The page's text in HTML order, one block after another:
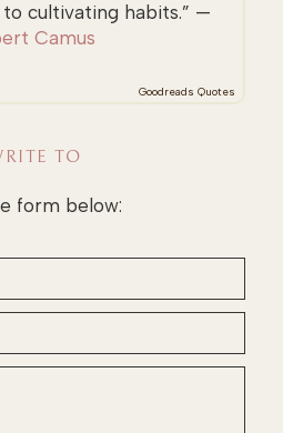
cultivating habits.” —
Camus
Goodreads Quotes
TO
form below: